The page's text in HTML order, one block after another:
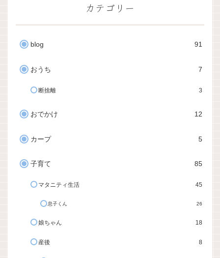
カテゴリー
blog 91
おうち 7
断捨離 3
おでかけ 12
カープ 5
子育て 85
マタニティ生活 45
息子くん 26
娘ちゃん 18
産後 8